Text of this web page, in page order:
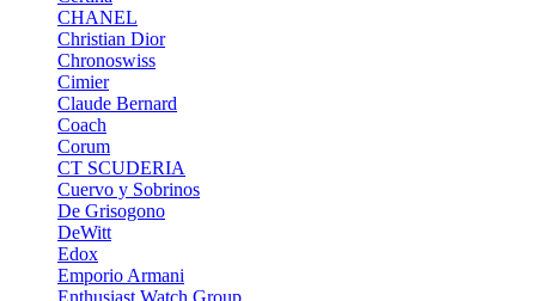
CHANEL
Christian Dior
Chronoswiss
Cimier
Claude Bernard
Coach
Corum
CT SCUDERIA
Cuervo y Sobrinos
De Grisogono
DeWitt
Edox
Emporio Armani
Enthusiast Watch Group